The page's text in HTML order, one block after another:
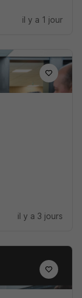
il y a 1 jour
il y a 3 jours